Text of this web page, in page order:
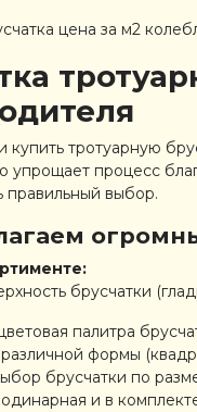
цена за м2
купить тротуарную
упрощает процесс
правильный выбор.
брусчатки
палитра
формы
брусчатки по
одинарная и в